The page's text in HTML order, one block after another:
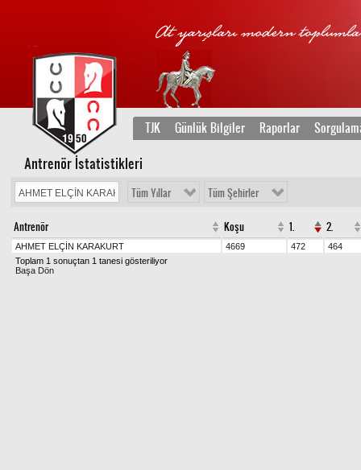
TJK Günlük Bilgiler Raporlar
Antrenör İstatistikleri
Tüm Yıllar Tüm Şehirler
Antrenör Koşu 1. 2.
AHMET ELÇİN KARAKURT 4669 472
464
Toplam 1 sonuçtan 1 tanesi gösteriliyor
Başa Dön